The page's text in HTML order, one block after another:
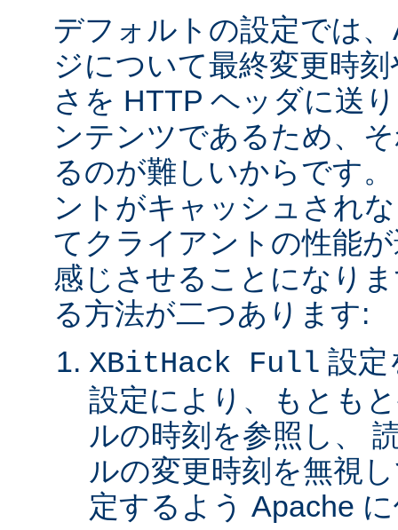
デフォルトの設定では
ジについて最終変更時
さを HTTP ヘッダに送
ンテンツであるため、
るのが難しいからです
ントがキャッシュされ
てクライアントの性能
感じさせることになり
る方法が二つあります:
XBitHack Full 設定
設定により、もとも
ルの時刻を参照し、
ルの変更時刻を無視
定するよう Apache